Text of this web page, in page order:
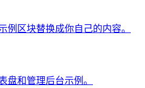
例区块替换成你自己的内容。
盘和管理后台示例。